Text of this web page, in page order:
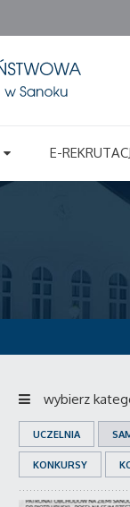
E-
wybierz
UCZELNIA
KONKURSY